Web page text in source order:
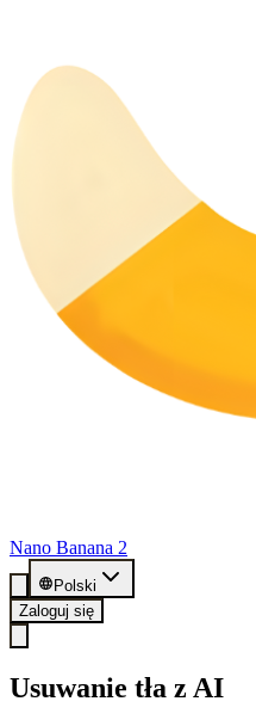
Nano Banana 2
Polski
Zaloguj się
Usuwanie tła z AI